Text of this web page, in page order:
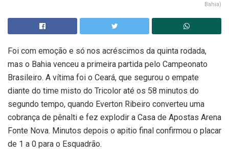
Bahia)
Foi com emoção e só nos acréscimos da quinta rodada,
mas o Bahia venceu a primeira partida pelo Campeonato
Brasileiro. A vítima foi o Ceará, que segurou o empate
diante do time misto do Tricolor até os 58 minutos do
segundo tempo, quando Everton Ribeiro converteu uma
cobrança de pênalti e fez explodir a Casa de Apostas Arena
Fonte Nova. Minutos depois o apitio final confirmou o placar
de 1 a 0 para o Esquadrão.